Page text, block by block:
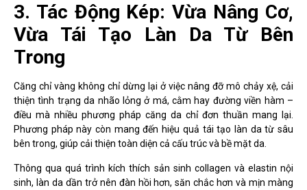
3. Tác Động Kép: Vừa Nâng Cơ,
Vừa Tái Tạo Làn Da Từ Bên
Trong
Căng chỉ vàng không chỉ dừng lại ở việc nâng đỡ mô chảy xệ, cải
thiện tình trạng da nhão lỏng ở má, cằm hay đường viền hàm –
điều mà nhiều phương pháp căng da chỉ đơn thuần mang lại.
Phương pháp này còn mang đến hiệu quả tái tạo làn da từ sâu
bên trong, giúp cải thiện toàn diện cả cấu trúc và bề mặt da.
Thông qua quá trình kích thích sản sinh collagen và elastin nội
sinh, làn da dần trở nên đàn hồi hơn, săn chắc hơn và mịn màng